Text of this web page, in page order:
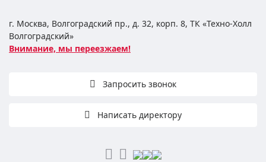
г. Москва, Волгоградский пр., д. 32, корп. 8, ТК «Техно-Холл
Волгоградский»
Внимание, мы переезжаем!
Запросить звонок
Написать директору